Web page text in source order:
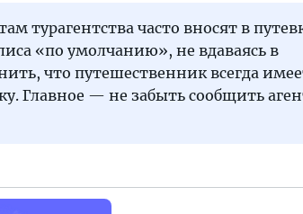
турагентства часто вносят в
«по умолчанию», не вдаваясь в
что путешественник всегда
Главное — не забыть сообщить